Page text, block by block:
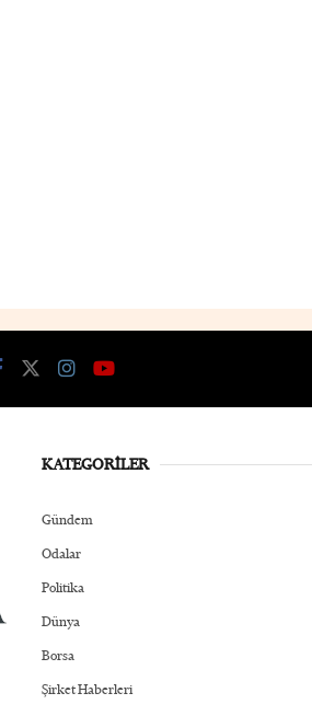
KATEGORİLER
Gündem
Odalar
Politika
Dünya
Borsa
Şirket Haberleri